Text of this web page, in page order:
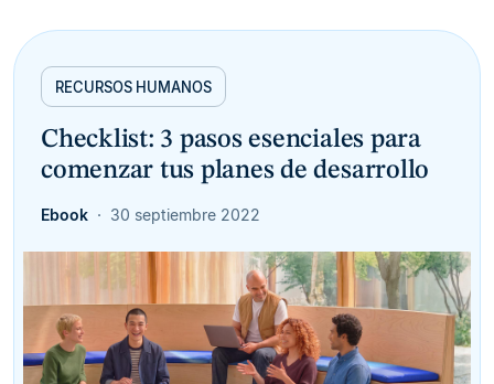
RECURSOS HUMANOS
Checklist: 3 pasos esenciales para
comenzar tus planes de desarrollo
Ebook 30 septiembre 2022